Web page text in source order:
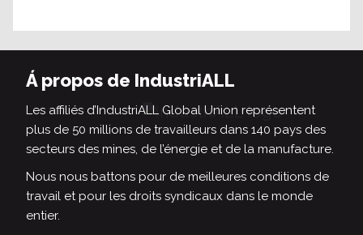
Á propos de IndustriALL
Les affiliés d’IndustriALL Global Union représentent
plus de 50 millions de travailleurs dans 140 pays des
secteurs des mines, de l’énergie et de la manufacture.
Nous nous battons pour de meilleures conditions de
travail et pour les droits syndicaux dans le monde
entier.